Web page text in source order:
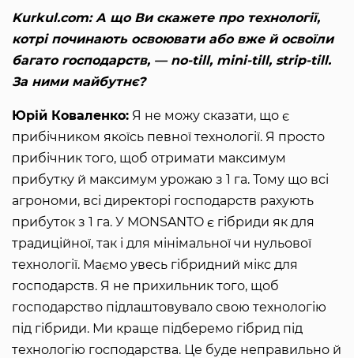
Kurkul.com: А що Ви скажете про технології,
котрі починають освоювати або вже й освоїли
багато господарств, — no-till, mini-till, strip-till.
За ними майбутнє?
Юрій Коваленко: Я не можу сказати, що є
прибічником якоїсь певної технології. Я просто
прибічник того, щоб отримати максимум
прибутку й максимум урожаю з 1 га. Тому що всі
агрономи, всі директорі господарств рахують
прибуток з 1 га. У MONSANTO є гібриди як для
традиційної, так і для мінімальної чи нульової
технології. Маємо увесь гібридний мікс для
господарств. Я не прихильник того, щоб
господарство підлаштовувало свою технологію
під гібриди. Ми краще підберемо гібрид під
технологію господарства. Це буде неправильно й